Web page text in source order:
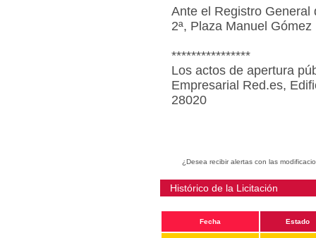
Ante el Registro General
2ª, Plaza Manuel
****************
Los actos de apertura
Empresarial Red.es,
28020
¿Desea recibir alertas con las
Histórico de la Licitación
Fecha Estado